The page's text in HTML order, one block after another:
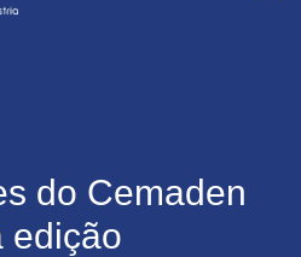
do Cemaden
edição